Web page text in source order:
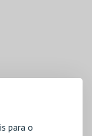
para o